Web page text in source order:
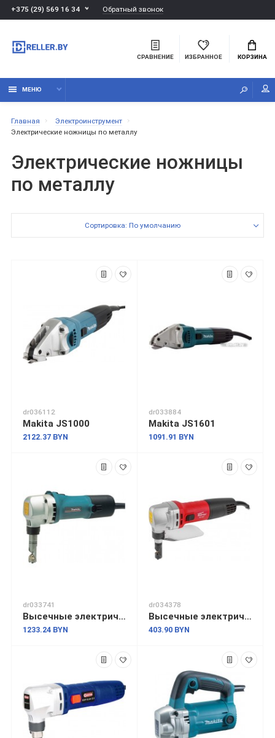
+375 (29) 569 16 34 Обратный звонок
СРАВНЕНИЕ ИЗБРАННОЕ КОРЗИНА
МЕНЮ
Главная
Электроинструмент
Электрические ножницы по металлу
Электрические ножницы
по металлу
Сортировка: По умолчанию
dr036112
Makita JS1000
2122.37 BYN
dr033884
Makita JS1601
1091.91 BYN
dr033741
Высечные электрические ножницы Makita JN1601
1233.24 BYN
dr034378
Высечные электрические ножницы Wortex NB 1660
403.90 BYN